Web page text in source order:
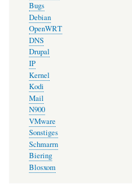
Bugs
Debian
OpenWRT
DNS
Drupal
IP
Kernel
Kodi
Mail
N900
VMware
Sonstiges
Schmarrn
Biering
Blosxom